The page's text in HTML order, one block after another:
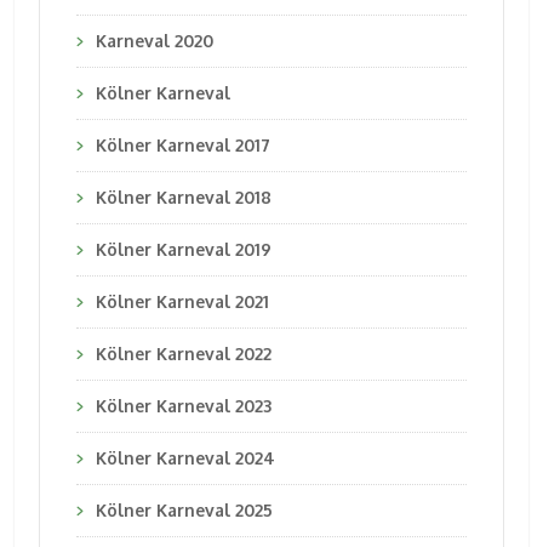
Karneval 2020
Kölner Karneval
Kölner Karneval 2017
Kölner Karneval 2018
Kölner Karneval 2019
Kölner Karneval 2021
Kölner Karneval 2022
Kölner Karneval 2023
Kölner Karneval 2024
Kölner Karneval 2025